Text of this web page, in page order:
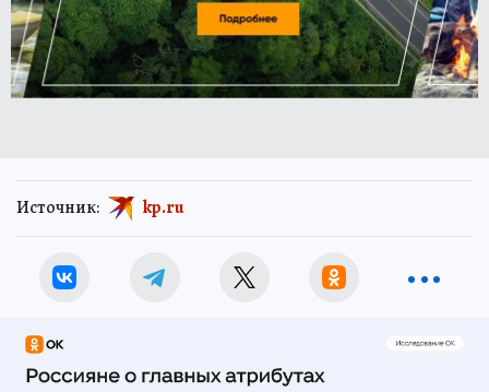
Источник: kp.ru